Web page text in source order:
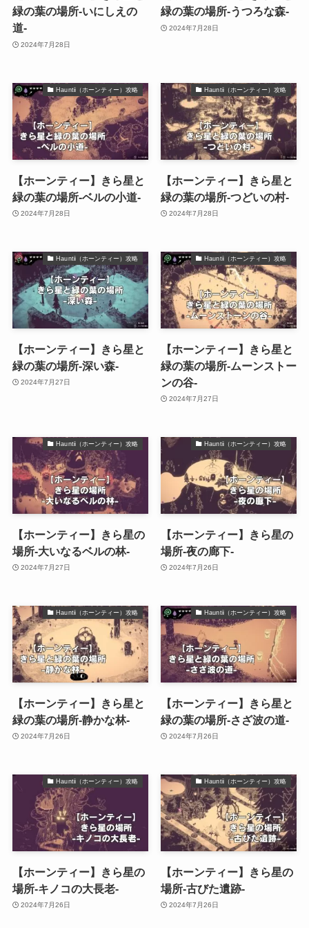
緑の葉の場所-いにしえの
道-
2024年7月28日
緑の葉の場所-うつろな森-
2024年7月28日
Hauntii（ホーンティー）攻略
【ホーンティー】きら星と
緑の葉の場所-ベルの小道-
2024年7月28日
Hauntii（ホーンティー）攻略
【ホーンティー】きら星と
緑の葉の場所-つどいの村-
2024年7月28日
Hauntii（ホーンティー）攻略
【ホーンティー】きら星と
緑の葉の場所-深い森-
2024年7月27日
Hauntii（ホーンティー）攻略
【ホーンティー】きら星と
緑の葉の場所-ムーンストー
ンの谷-
2024年7月27日
Hauntii（ホーンティー）攻略
【ホーンティー】きら星の
場所-大いなるベルの林-
2024年7月27日
Hauntii（ホーンティー）攻略
【ホーンティー】きら星の
場所-夜の廊下-
2024年7月26日
Hauntii（ホーンティー）攻略
【ホーンティー】きら星と
緑の葉の場所-静かな林-
2024年7月26日
Hauntii（ホーンティー）攻略
【ホーンティー】きら星と
緑の葉の場所-さざ波の道-
2024年7月26日
Hauntii（ホーンティー）攻略
【ホーンティー】きら星の
場所-キノコの大長老-
2024年7月26日
Hauntii（ホーンティー）攻略
【ホーンティー】きら星の
場所-古びた遺跡-
2024年7月26日